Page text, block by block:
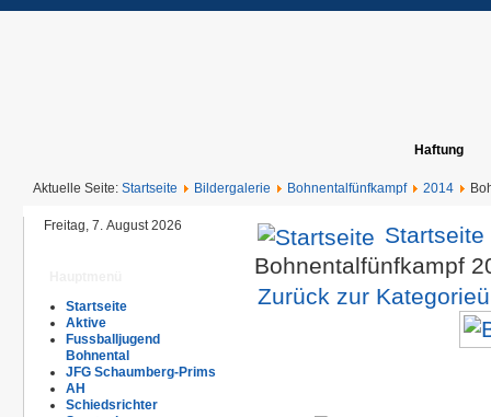
Haftung
Aktuelle Seite: Startseite Bildergalerie Bohnentalfünfkampf 2014
Freitag, 7. August 2026
Startseite
Aktive
Fussballjugend
Bohnental
JFG Schaumberg-Prims
AH
Schiedsrichter
Startseite
Bohnentalfünfkampf
Zurück zur